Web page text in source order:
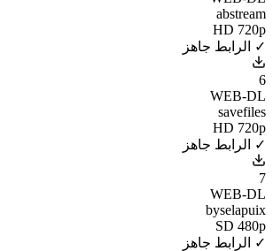
abstream
HD 720p
✓ الرابط جاهز
6
WEB-DL
savefiles
HD 720p
✓ الرابط جاهز
7
WEB-DL
byselapuix
SD 480p
✓ الرابط جاهز